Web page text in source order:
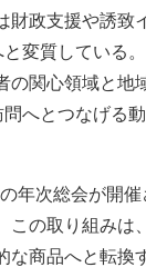
政支援や誘致
と変質している
の関心領域と地
へとつなげる
年次総会が開催
この取り組みは
な商品へと転換